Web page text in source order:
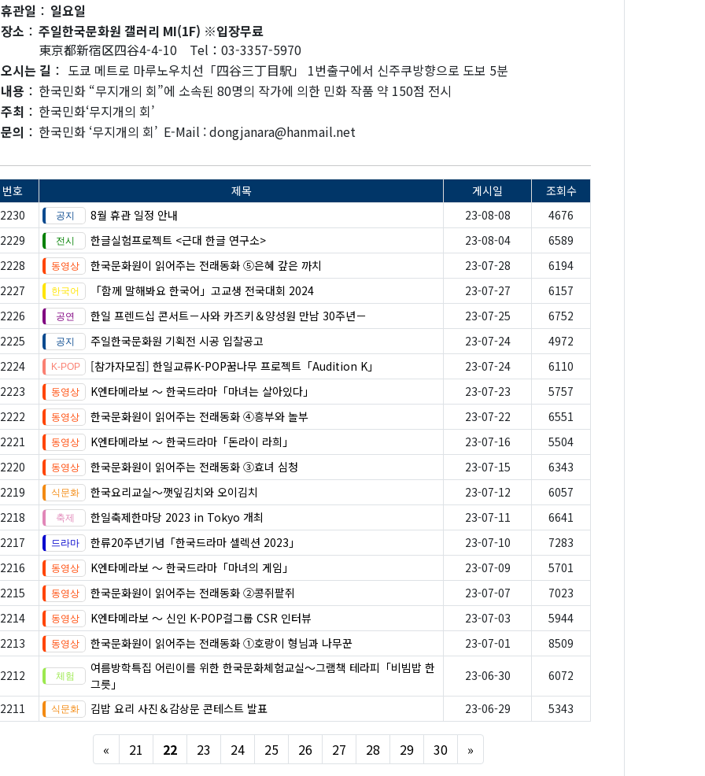
휴관일 ： 일요일
장소 ： 주일한국문화원 갤러리 MI(1F) ※입장무료
東京都新宿区四谷4-4-10 Tel：03-3357-5970
오시는 길 ： 도쿄 메트로 마루노우치선「四谷三丁目駅」 1번출구에서 신주쿠방향으로 도보 5분
내용 ： 한국민화 “무지개의 회”에 소속된 80명의 작가에 의한 민화 작품 약 150점 전시
주최 ： 한국민화‘무지개의 회’
문의 ： 한국민화 ‘무지개의 회’ E-Mail : dongjanara@hanmail.net
번호 제목 게시일
조회수
2230
8월 휴관 일정 안내 23-08-08
4676
2229
한글실험프로젝트 <근대 한글 연구소> 23-08-04
6589
2228
한국문화원이 읽어주는 전래동화 ⑤은혜 갚은 까치 23-07-28
6194
2227
「함께 말해봐요 한국어」고교생 전국대회 2024 23-07-27
6157
2226
한일 프렌드십 콘서트－사와 카즈키＆양성원 만남 30주년－ 23-07-25
6752
2225
주일한국문화원 기획전 시공 입찰공고 23-07-24
4972
2224
[참가자모집] 한일교류K-POP꿈나무 프로젝트「Audition K」 23-07-24
6110
2223
K엔타메라보 ～ 한국드라마「마녀는 살아있다」 23-07-23
5757
2222
한국문화원이 읽어주는 전래동화 ④흥부와 놀부 23-07-22
6551
2221
K엔타메라보 ～ 한국드라마「돈라이 라희」 23-07-16
5504
2220
한국문화원이 읽어주는 전래동화 ③효녀 심청 23-07-15
6343
2219
한국요리교실〜깻잎김치와 오이김치 23-07-12
6057
2218
한일축제한마당 2023 in Tokyo 개최 23-07-11
6641
2217
한류20주년기념「한국드라마 셀렉션 2023」 23-07-10
7283
2216
K엔타메라보 ～ 한국드라마「마녀의 게임」 23-07-09
5701
2215
한국문화원이 읽어주는 전래동화 ②콩쥐팥쥐 23-07-07
7023
2214
K엔타메라보 ～ 신인 K-POP걸그룹 CSR 인터뷰 23-07-03
5944
2213
한국문화원이 읽어주는 전래동화 ①호랑이 형님과 나무꾼 23-07-01 8509
2212
여름방학특집 어린이를 위한 한국문화체험교실〜그램책 테라피「비빔밥 한
그릇」
23-06-30 6072
2211 김밥 요리 사진＆감상문 콘테스트 발표 23-06-29 5343
« Previous
21 22 23 24 25 26 27 28 29 30 »